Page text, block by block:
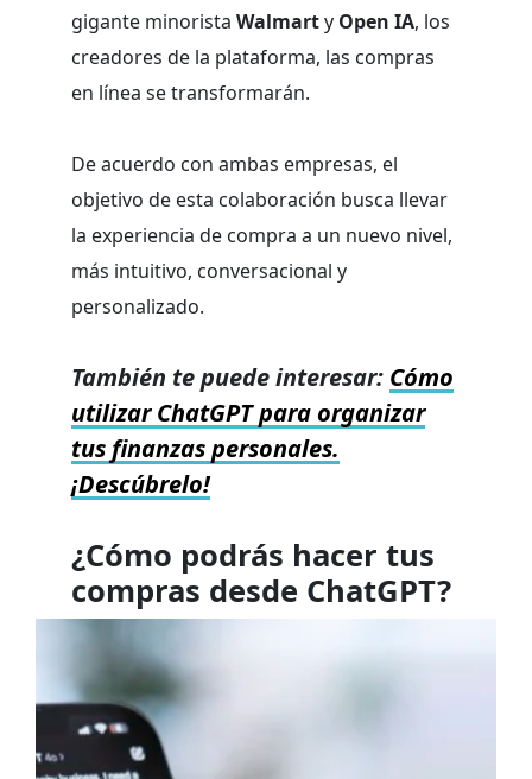
gigante minorista Walmarty Open IA, los
creadores de la plataforma, las compras
en línea se transformarán.
De acuerdo con ambas empresas, el
objetivo de esta colaboración busca llevar
la experiencia de compra a un nuevo nivel,
más intuitivo, conversacional y
personalizado.
También te puede interesar: Cómo
utilizar ChatGPT para organizar
tus finanzas personales.
¡Descúbrelo!
¿Cómo podrás hacer tus
compras desde ChatGPT?